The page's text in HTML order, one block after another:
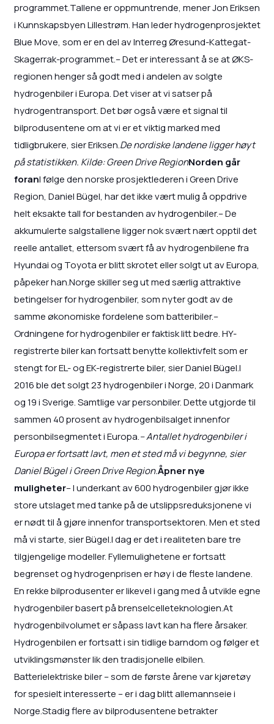
programmet.Tallene er oppmuntrende, mener Jon Eriksen
i Kunnskapsbyen Lillestrøm. Han leder hydrogenprosjektet
Blue Move, som er en del av Interreg Øresund-Kattegat-
Skagerrak-programmet.– Det er interessant å se at ØKS-
regionen henger så godt med i andelen av solgte
hydrogenbiler i Europa. Det viser at vi satser på
hydrogentransport. Det bør også være et signal til
bilprodusentene om at vi er et viktig marked med
tidligbrukere, sier Eriksen.De nordiske landene ligger høyt
på statistikken. Kilde: Green Drive RegionNorden går
foranI følge den norske prosjektlederen i Green Drive
Region, Daniel Bügel, har det ikke vært mulig å oppdrive
helt eksakte tall for bestanden av hydrogenbiler.– De
akkumulerte salgstallene ligger nok svært nært opptil det
reelle antallet, ettersom svært få av hydrogenbilene fra
Hyundai og Toyota er blitt skrotet eller solgt ut av Europa,
påpeker han.Norge skiller seg ut med særlig attraktive
betingelser for hydrogenbiler, som nyter godt av de
samme økonomiske fordelene som batteribiler.–
Ordningene for hydrogenbiler er faktisk litt bedre. HY-
registrerte biler kan fortsatt benytte kollektivfelt som er
stengt for EL- og EK-registrerte biler, sier Daniel Bügel.I
2016 ble det solgt 23 hydrogenbiler i Norge, 20 i Danmark
og 19 i Sverige. Samtlige var personbiler. Dette utgjorde til
sammen 40 prosent av hydrogenbilsalget innenfor
personbilsegmentet i Europa.– Antallet hydrogenbiler i
Europa er fortsatt lavt, men et sted må vi begynne, sier
Daniel Bügel i Green Drive Region.Åpner nye
muligheter– I underkant av 600 hydrogenbiler gjør ikke
store utslaget med tanke på de utslippsreduksjonene vi
er nødt til å gjøre innenfor transportsektoren. Men et sted
må vi starte, sier Bügel.I dag er det i realiteten bare tre
tilgjengelige modeller. Fyllemulighetene er fortsatt
begrenset og hydrogenprisen er høy i de fleste landene.
En rekke bilprodusenter er likevel i gang med å utvikle egne
hydrogenbiler basert på brenselcelleteknologien.At
hydrogenbilvolumet er såpass lavt kan ha flere årsaker.
Hydrogenbilen er fortsatt i sin tidlige barndom og følger et
utviklingsmønster lik den tradisjonelle elbilen.
Batterielektriske biler – som de første årene var kjøretøy
for spesielt interesserte – er i dag blitt allemannseie i
Norge.Stadig flere av bilprodusentene betrakter